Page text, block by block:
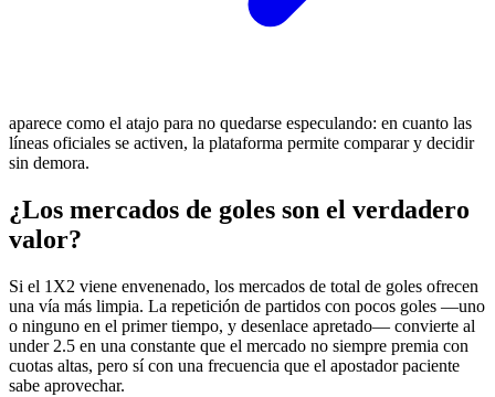
aparece como el atajo para no quedarse especulando: en cuanto las
líneas oficiales se activen, la plataforma permite comparar y decidir
sin demora.
¿Los mercados de goles son el verdadero
valor?
Si el 1X2 viene envenenado, los mercados de total de goles ofrecen
una vía más limpia. La repetición de partidos con pocos goles —uno
o ninguno en el primer tiempo, y desenlace apretado— convierte al
under 2.5 en una constante que el mercado no siempre premia con
cuotas altas, pero sí con una frecuencia que el apostador paciente
sabe aprovechar.